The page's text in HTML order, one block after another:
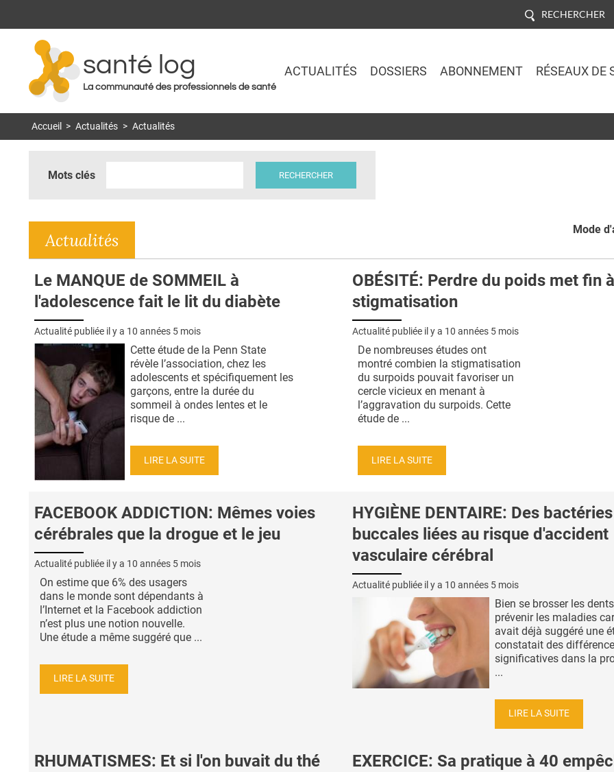
RECHERCHER
santé log
La communauté des professionnels de santé
ACTUALITÉS DOSSIERS ABONNEMENT RÉSEAUX DE
Accueil > Actualités > Actualités
Mots clés
Mode
Actualités
Le MANQUE de SOMMEIL à
l'adolescence fait le lit du diabète
Actualité publiée il y a 10 années 5 mois
Cette étude de la Penn State
révèle l’association, chez les
adolescents et spécifiquement les
garçons, entre la durée du
sommeil à ondes lentes et le
risque de ...
LIRE LA SUITE
OBÉSITÉ: Perdre du poids met fin
stigmatisation
Actualité publiée il y a 10 années 5 mois
De nombreuses études ont
montré combien la stigmatisation
du surpoids pouvait favoriser un
cercle vicieux en menant à
l’aggravation du surpoids. Cette
étude de ...
LIRE LA SUITE
FACEBOOK ADDICTION: Mêmes voies
cérébrales que la drogue et le jeu
Actualité publiée il y a 10 années 5 mois
On estime que 6% des usagers
dans le monde sont dépendants à
l’Internet et la Facebook addiction
n’est plus une notion nouvelle.
Une étude a même suggéré que ...
LIRE LA SUITE
HYGIÈNE DENTAIRE: Des bactéries
buccales liées au risque d'accident
vasculaire cérébral
Actualité publiée il y a 10 années 5 mois
Bien se brosser les
prévenir les maladies
avait déjà suggéré une
constatait des
significatives dans la
...
LIRE LA SUITE
RHUMATISMES: Et si l'on buvait du thé
EXERCICE: Sa pratique à 40